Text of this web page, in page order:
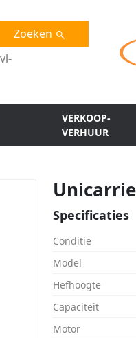
Zoeken
VERKOOP-
VERHUUR
Specificaties
Conditie
Model
Hefhoogte
Capaciteit
Motor